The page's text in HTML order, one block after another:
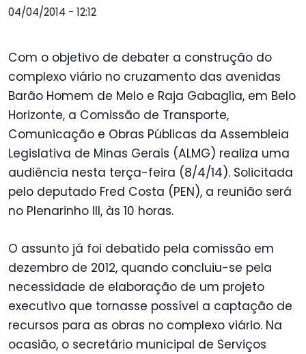
04/04/2014 - 12:12
Com o objetivo de debater a construção do
complexo viário no cruzamento das avenidas
Barão Homem de Melo e Raja Gabaglia, em Belo
Horizonte, a Comissão de Transporte,
Comunicação e Obras Públicas da Assembleia
Legislativa de Minas Gerais (ALMG) realiza uma
audiência nesta terça-feira (8/4/14). Solicitada
pelo deputado Fred Costa (PEN), a reunião será
no Plenarinho III, às 10 horas.
O assunto já foi debatido pela comissão em
dezembro de 2012, quando concluiu-se pela
necessidade de elaboração de um projeto
executivo que tornasse possível a captação de
recursos para as obras no complexo viário. Na
ocasião, o secretário municipal de Serviços